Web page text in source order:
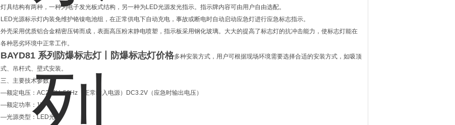
灯具结构有两种，一种为电子发光板式结构，另一种为LED光源发光指示。指示牌内容可由用户自由选配。
LED光源标示灯内装免维护铬镍电池组，在正常供电下自动充电，事故或断电时自动启动应急灯进行应急标志指示。
外壳采用优质铝合金精密压铸而成，表面高压粉末静电喷塑，指示板采用钢化玻璃。大大的提高了标志灯的抗冲击能力，使标志灯能在
各种恶劣环境中正常工作。
BAYD81 系列防爆标志灯丨防爆标志灯价格多种安装方式，用户可根据现场环境需要选择合适的安装方式，如吸顶
式、吊杆式、壁式安装。
三、主要技术参数
—额定电压：AC220V 50Hz（正常输入电源）DC3.2V（应急时输出电压）
—额定功率：1W
—光源类型：LED光源